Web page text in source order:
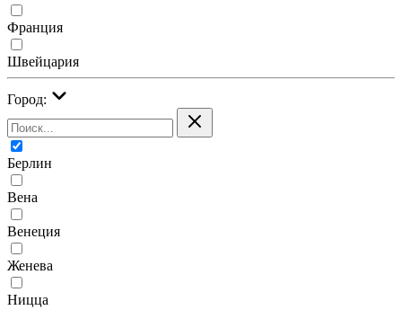
Франция
Швейцария
Город:
Берлин
Вена
Венеция
Женева
Ницца